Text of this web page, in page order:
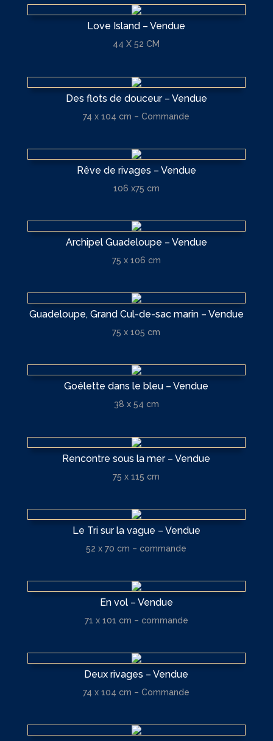
Love Island – Vendue
44 X 52 CM
Des flots de douceur – Vendue
74 x 104 cm – Commande
Rêve de rivages – Vendue
106 x75 cm
Archipel Guadeloupe – Vendue
75 x 106 cm
Guadeloupe, Grand Cul-de-sac marin – Vendue
75 x 105 cm
Goélette dans le bleu – Vendue
38 x 54 cm
Rencontre sous la mer – Vendue
75 x 115 cm
Le Tri sur la vague – Vendue
52 x 70 cm – commande
En vol – Vendue
71 x 101 cm – commande
Deux rivages – Vendue
74 x 104 cm – Commande